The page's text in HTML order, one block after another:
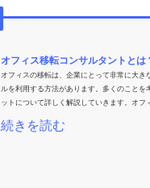
オフィス移転コンサルタントと
オフィスの移転は、企業にとって非常に大
ルを利用する方法があります。多くのこと
ットについて詳しく解説していきます。オ
続きを読む